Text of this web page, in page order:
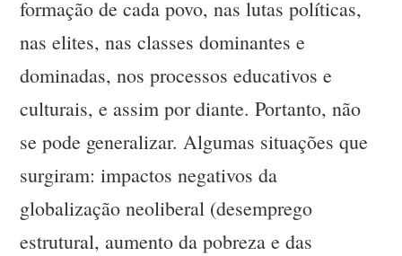
formação de cada povo, nas lutas políticas,
nas elites, nas classes dominantes e
dominadas, nos processos educativos e
culturais, e assim por diante. Portanto, não
se pode generalizar. Algumas situações que
surgiram: impactos negativos da
globalização neoliberal (desemprego
estrutural, aumento da pobreza e das